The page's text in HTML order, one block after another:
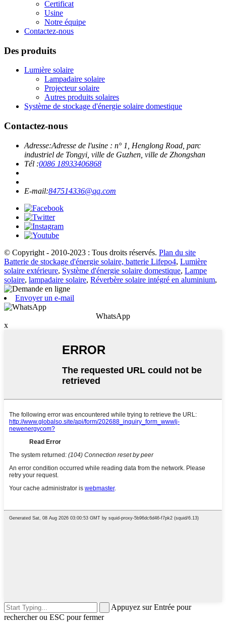
Certificat
Usine
Notre équipe
Contactez-nous
Des produits
Lumière solaire
Lampadaire solaire
Projecteur solaire
Autres produits solaires
Système de stockage d'énergie solaire domestique
Contactez-nous
Adresse:Adresse de l'usine : n° 1, Henglong Road, parc
industriel de Tongyi, ville de Guzhen, ville de Zhongshan
Tél :0086 18933406868
E-mail:847514336@qq.com
© Copyright - 2010-2023 : Tous droits réservés. Plan du site
Batterie de stockage d'énergie solaire, batterie Lifepo4, Lumière
solaire extérieure, Système d'énergie solaire domestique, Lampe
solaire, lampadaire solaire, Réverbère solaire intégré en aluminium,
Envoyer un e-mail
WhatsApp
x
Appuyez sur Entrée pour
rechercher ou ESC pour fermer